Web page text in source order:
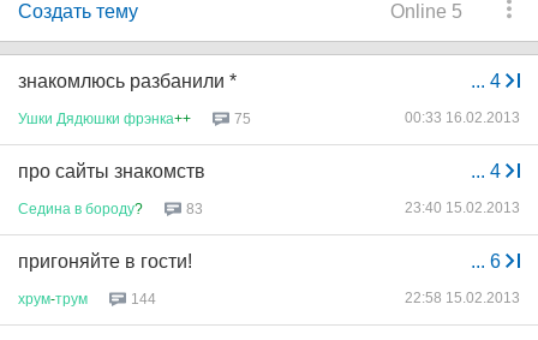
Online 5
Создать тему
... 4
знакомлюсь разбанили *
Ушки Дядюшки фрэнка++ 75 00:33 16.02.2013
... 4
про сайты знакомств
Седина в бороду? 83 23:40 15.02.2013
... 6
пригоняйте в гости!
хрум-трум 144 22:58 15.02.2013